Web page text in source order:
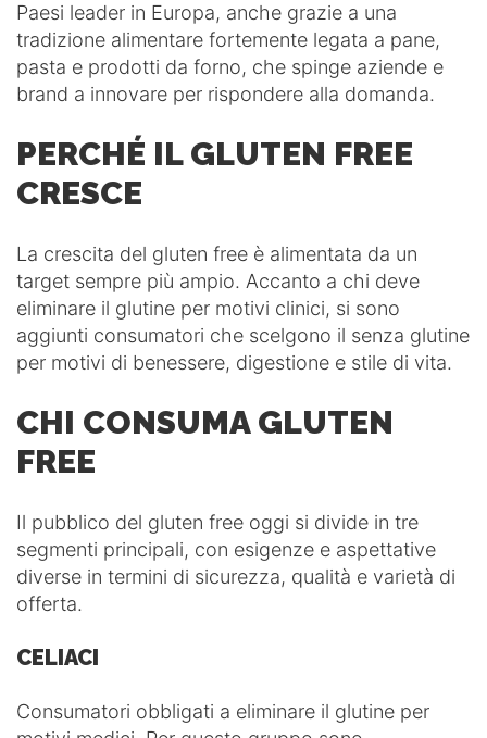
Paesi leader in Europa, anche grazie a una
tradizione alimentare fortemente legata a pane,
pasta e prodotti da forno, che spinge aziende e
brand a innovare per rispondere alla domanda.
PERCHÉ IL GLUTEN FREE
CRESCE
La crescita del gluten free è alimentata da un
target sempre più ampio. Accanto a chi deve
eliminare il glutine per motivi clinici, si sono
aggiunti consumatori che scelgono il senza glutine
per motivi di benessere, digestione e stile di vita.
CHI CONSUMA GLUTEN
FREE
Il pubblico del gluten free oggi si divide in tre
segmenti principali, con esigenze e aspettative
diverse in termini di sicurezza, qualità e varietà di
offerta.
CELIACI
Consumatori obbligati a eliminare il glutine per